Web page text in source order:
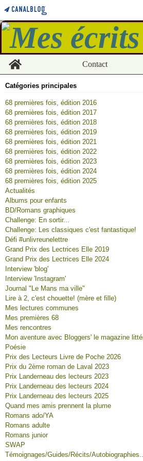
Home
Contact
Catégories principales
68 premières fois, édition 2016
68 premières fois, édition 2017
68 premières fois, édition 2018
68 premières fois, édition 2019
68 premières fois, édition 2021
68 premières fois, édition 2022
68 premières fois, édition 2023
68 premières fois, édition 2024
68 premières fois, édition 2025
Actualités
Albums pour enfants
BD/Romans graphiques
Challenge: En sortir...
Challenge: Les classiques c'est fantastique!
Défi #unlivreunelettre
Grand Prix des Lectrices Elle 2019
Grand Prix des Lectrices Elle 2024
Interview 'blog'
Interview 'Instagram'
Journal "Le Mans ma ville"
Lire à 2, c'est chouette! (mère et fille)
Mes lectures communes
Mes premières 68
Mes rencontres
Mon aventure avec Bloggers' le magazine
Poésie
Prix des Lecteurs Livre de Poche 2026
Prix du 2ème roman de Laval 2023
Prix Landerneau des lecteurs 2023
Prix Landerneau des lecteurs 2024
Prix Landerneau des lecteurs 2025
Quand mes amis prennent la plume
Romans ado/YA
Romans adulte
Romans junior
SWAP
Témoignages/Guides/Récits/